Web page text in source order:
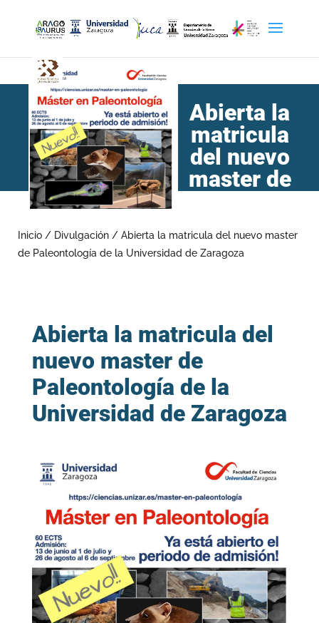
Abierta la
matricula
del nuevo
master de
Universidad de Zaragoza
Inicio / Divulgación / Abierta la matricula del nuevo master
de Paleontología de la Universidad de Zaragoza
Abierta la matricula del
nuevo master de
Paleontología de la
Universidad de Zaragoza